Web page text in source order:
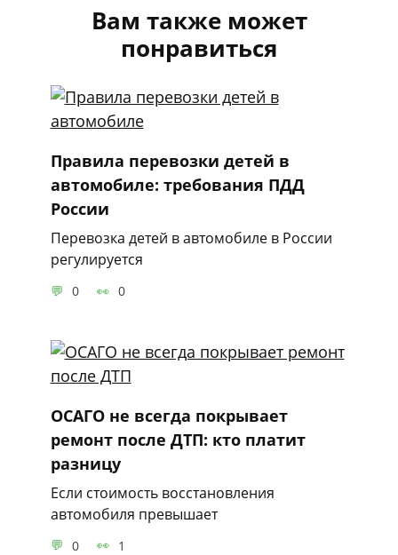
Вам также может
понравиться
Правила перевозки детей в
автомобиле: требования ПДД
России
Перевозка детей в автомобиле в России
регулируется
0 0
ОСАГО не всегда покрывает
ремонт после ДТП: кто платит
разницу
Если стоимость восстановления
автомобиля превышает
0 1